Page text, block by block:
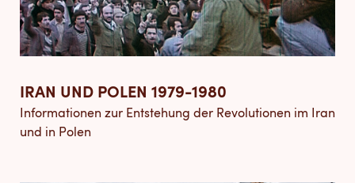
IRAN UND POLEN 1979-1980
Informationen zur Entstehung der Revolutionen im Iran
und in Polen